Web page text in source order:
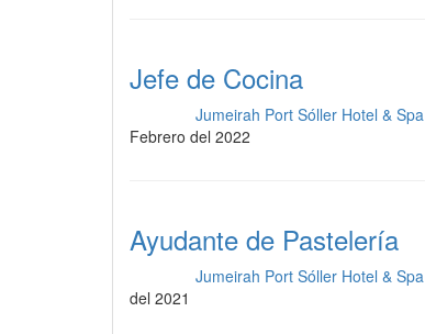
Jefe de Cocina
Jumeirah Port Sóller Hotel & Spa
Febrero del 2022
Ayudante de Pastelería
Jumeirah Port Sóller Hotel & Spa
del 2021